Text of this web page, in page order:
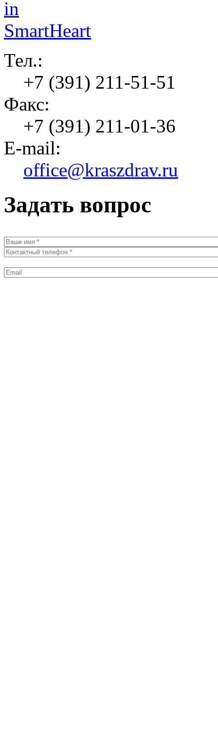
Тел.:
+7 (391) 211-51-51
Факс:
+7 (391) 211-01-36
E-mail:
office@kraszdrav.ru
Задать вопрос